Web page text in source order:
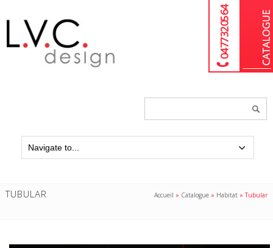
04 77 32 05 64
TUBULAR Accueil » Catalogue » Habitat »Tubular